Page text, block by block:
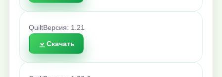
QuiltВерсия: 1.21
Скачать